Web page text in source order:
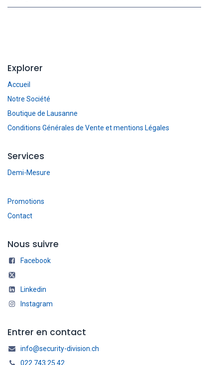
Explorer
Accueil
Notre Société
Boutique de Lausanne
Conditions Générales de Vente et mentions Légales
Services
Demi-Mesure
Promotions
Contact
Nous suivre
Facebook
Linkedin
Instagram
Entrer en contact
info@security-division.ch
022 743 25 42